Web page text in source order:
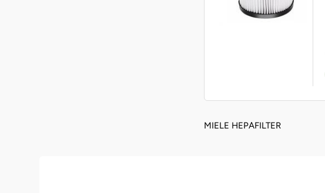
MIELE HEPAFILTER